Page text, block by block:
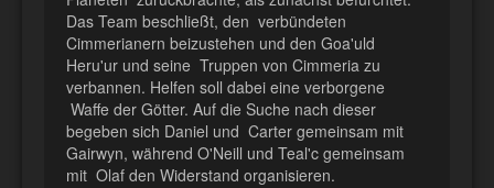
Das Team beschließt, den verbündeten
Cimmerianern beizustehen und den Goa'uld
Heru'ur und seine Truppen von Cimmeria zu
verbannen. Helfen soll dabei eine verborgene
Waffe der Götter. Auf die Suche nach dieser
begeben sich Daniel und Carter gemeinsam mit
Gairwyn, während O'Neill und Teal'c gemeinsam
mit Olaf den Widerstand organisieren.